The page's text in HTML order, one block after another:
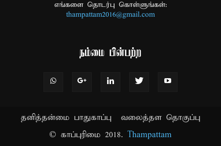
எங்களை தொடர்பு கொள்ளுங்கள்:
thampattam2016@gmail.com
நம்மை பின்பற்ற
தனித்தன்மை பாதுகாப்பு
வலைத்தள தொகுப்பு
© காப்புரிமை 2018. Thampattam